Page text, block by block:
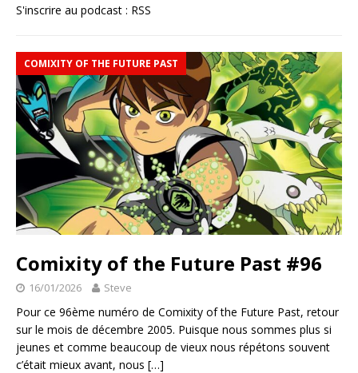
S'inscrire au podcast : RSS
COMIXITY OF THE FUTURE PAST
Comixity of the Future Past #96
16/01/2026 Steve
Pour ce 96ème numéro de Comixity of the Future Past, retour
sur le mois de décembre 2005. Puisque nous sommes plus si
jeunes et comme beaucoup de vieux nous répétons souvent
c’était mieux avant, nous […]